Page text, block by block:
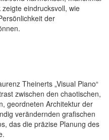
eindrucksvoll, wie
der
Theinerts „Visual Piano“
zwischen den chaotischen,
geordneten Architektur der
verändernden grafischen
das die präzise Planung des